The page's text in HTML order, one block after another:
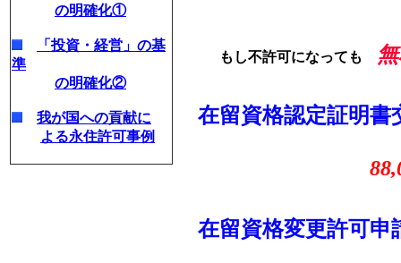
の明確化①
「投資・経営」の基
準
の明確化②
我が国への貢献に
よる永住許可事例
もし不許可になっても
在留資格認定証明
88,000
在留資格変更許